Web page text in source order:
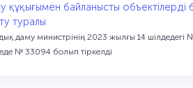
байланысты объектілерді
туралы
даму министрінің 2023 жылғы 14 шілдедегі
№ 33094 болып тіркелді